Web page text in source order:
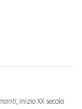
, inizio XX secolo